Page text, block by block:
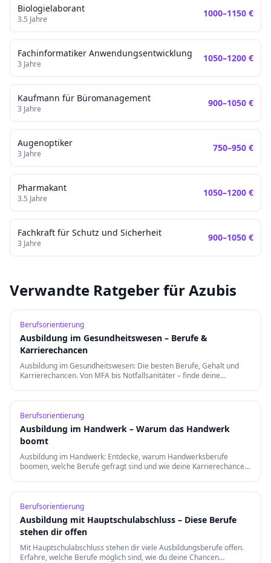
Biologielaborant
3.5 Jahre
1000–1150 €
Fachinformatiker Anwendungsentwicklung
3 Jahre
1050–1200 €
Kaufmann für Büromanagement
3 Jahre
900–1050 €
Augenoptiker
3 Jahre
750–950 €
Pharmakant
3.5 Jahre
1050–1200 €
Fachkraft für Schutz und Sicherheit
3 Jahre
900–1050 €
Verwandte Ratgeber für Azubis
Berufsorientierung
Ausbildung im Gesundheitswesen – Berufe &
Karrierechancen
Ausbildung im Gesundheitswesen: Die besten Berufe, Gehalt und
Karrierechancen. Von MFA bis Notfallsanitäter – finde deine
Berufsorientierung
Ausbildung im Handwerk – Warum das Handwerk
boomt
Ausbildung im Handwerk: Entdecke, warum Handwerksberufe
boomen, welche Berufe gefragt sind und wie deine Karrierechancen
Berufsorientierung
Ausbildung mit Hauptschulabschluss – Diese Berufe
stehen dir offen
Mit Hauptschulabschluss stehen dir viele Ausbildungsberufe offen.
Erfahre, welche Berufe möglich sind, wie du deine Chancen